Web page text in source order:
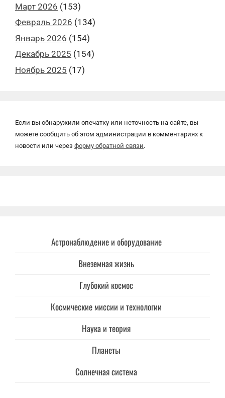
Март 2026 (153)
Февраль 2026 (134)
Январь 2026 (154)
Декабрь 2025 (154)
Ноябрь 2025 (17)
Если вы обнаружили опечатку или неточность на сайте, вы
можете сообщить об этом администрации в комментариях к
новости или через форму обратной связи.
Астронаблюдение и оборудование
Внеземная жизнь
Глубокий космос
Космические миссии и технологии
Наука и теория
Планеты
Солнечная система